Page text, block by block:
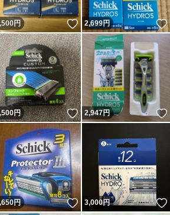
ね！
円 いいね！
2,699円
ね！
円 いいね！
2,947円
ね！
円 いいね！
3,000円